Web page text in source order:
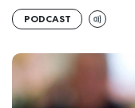
PODCAST